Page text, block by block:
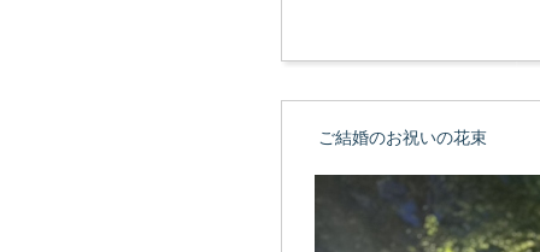
ご結婚のお祝いの花束